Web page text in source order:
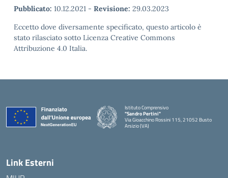
Pubblicato: 10.12.2021 - Revisione: 29.03.2023
Eccetto dove diversamente specificato, questo articolo è
stato rilasciato sotto Licenza Creative Commons
Attribuzione 4.0 Italia.
Istituto Comprensivo
"Sandro Pertini"
Via Gioacchino Rossini 115, 21052 Busto
Arsizio (VA)
Link Esterni